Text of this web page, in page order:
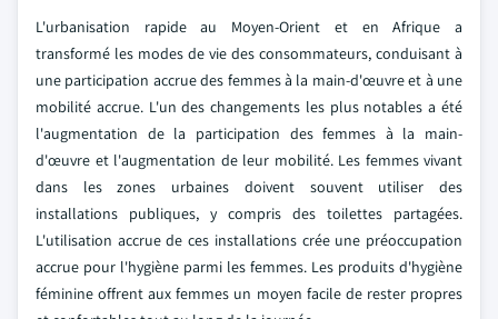
L'urbanisation rapide au Moyen-Orient et en Afrique a
transformé les modes de vie des consommateurs, conduisant à
une participation accrue des femmes à la main-d'œuvre et à une
mobilité accrue. L'un des changements les plus notables a été
l'augmentation de la participation des femmes à la main-
d'œuvre et l'augmentation de leur mobilité. Les femmes vivant
dans les zones urbaines doivent souvent utiliser des
installations publiques, y compris des toilettes partagées.
L'utilisation accrue de ces installations crée une préoccupation
accrue pour l'hygiène parmi les femmes. Les produits d'hygiène
féminine offrent aux femmes un moyen facile de rester propres